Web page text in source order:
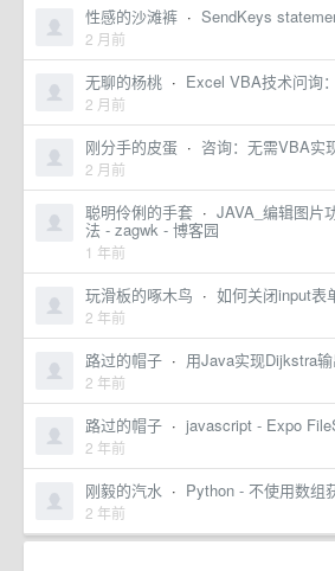
品
解
决
方
案
价
生
态
与
合
支
性感的沙滩裤 · SendKeys
2 月前
无聊的杨桃 · Excel VBA技术问询
2 月前
刚分手的皮蛋 · 咨询：无需VBA实
2 月前
聪明伶俐的手套 · JAVA_编辑图片
法 - zagwk - 博客园
1 年前
玩滑板的啄木鸟 · 如何关闭input表
2 年前
路过的帽子 · 用Java实现Dijkstra
2 年前
路过的帽子 · javascript - Expo
2 年前
刚毅的汽水 · Python - 不使用数组
2 年前